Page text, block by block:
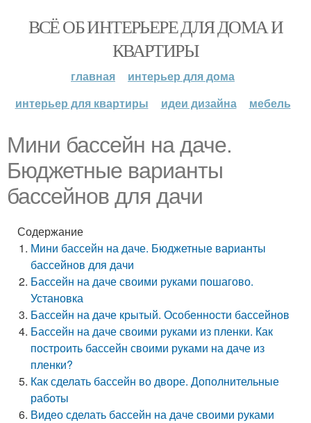
ВСЁ ОБ ИНТЕРЬЕРЕ ДЛЯ ДОМА И
КВАРТИРЫ
главная
интерьер для дома
интерьер для квартиры
идеи дизайна мебель
Мини бассейн на даче.
Бюджетные варианты
бассейнов для дачи
Содержание
Мини бассейн на даче. Бюджетные варианты
бассейнов для дачи
Бассейн на даче своими руками пошагово.
Установка
Бассейн на даче крытый. Особенности бассейнов
Бассейн на даче своими руками из пленки. Как
построить бассейн своими руками на даче из
пленки?
Как сделать бассейн во дворе. Дополнительные
работы
Видео сделать бассейн на даче своими руками